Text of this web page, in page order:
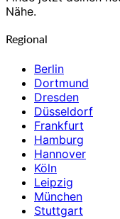
Nähe.
Regional
Berlin
Dortmund
Dresden
Düsseldorf
Frankfurt
Hamburg
Hannover
Köln
Leipzig
München
Stuttgart